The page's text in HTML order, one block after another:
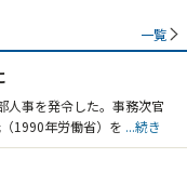
一覧
事を発令した。事務次官
1990年労働省）を ...続き